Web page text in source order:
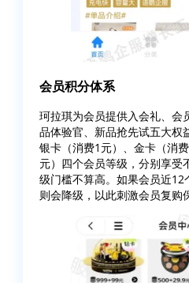
会员积分体系
珂拉琪为会员提供入会礼、会
品体验官、新品抢先试五大权
银卡（消费1元）、金卡（消
元）四个会员等级，分别享受
级门槛不算高。如果会员近12
则会降级，以此刺激会员复购